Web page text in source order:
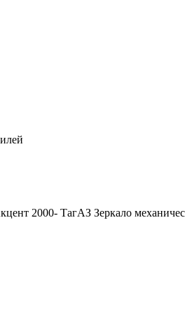
2000- ТагАЗ Зеркало